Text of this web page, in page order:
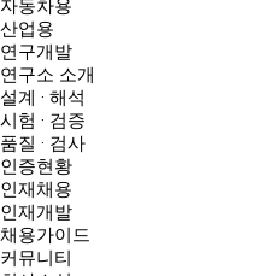
자동차용
산업용
연구개발
연구소 소개
설계 · 해석
시험 · 검증
품질 · 검사
인증현황
인재채용
인재개발
채용가이드
커뮤니티